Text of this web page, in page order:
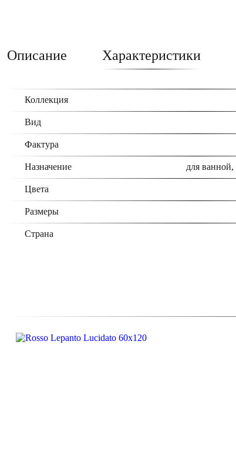
Описание Характеристики
Коллекция
Вид
Фактура
Назначение для ванной,
Цвета
Размеры
Страна